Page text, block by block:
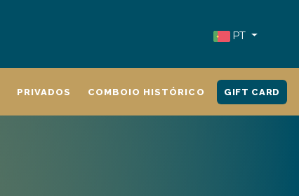
PT
PRIVADOS COMBOIO HISTÓRICO GIFT CARD